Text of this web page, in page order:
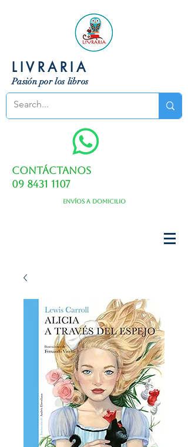
LIVRARIA
Pasión por los libros
Contáctanos
09 8431 1107
Envíos a domicilio